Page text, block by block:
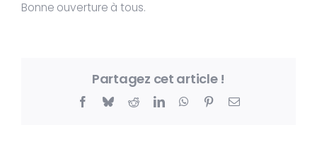
Bonne ouverture à tous.
Partagez cet article !
Facebook
BlueskyRedditLinkedInWhatsApp
PinterestEmail